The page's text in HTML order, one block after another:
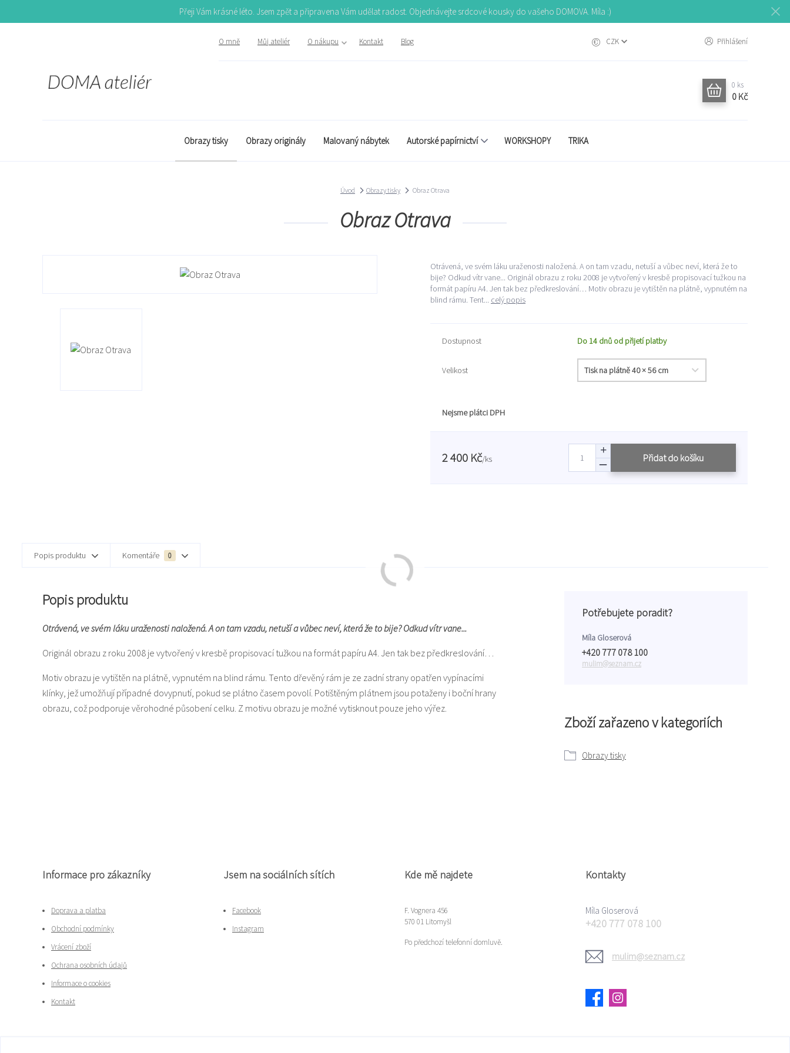
Přeji Vám krásné léto. Jsem zpět a připravena Vám udělat radost. Objednávejte srdcové kousky do vašeho DOMOVA. Míla :)
O mně Můj ateliér O nákupu Kontakt Blog CZK Přihlášení
0 ks
0 Kč
Obrazy tisky Obrazy originály Malovaný nábytek Autorské papírnictví WORKSHOPY TRIKA
Úvod Obrazy tisky Obraz Otrava
Obraz Otrava
Otrávená, ve svém láku uraženosti naložená. A on tam vzadu, netuší a vůbec neví, která že to
bije? Odkud vítr vane... Originál obrazu z roku 2008 je vytvořený v kresbě propisovací tužkou na
formát papíru A4. Jen tak bez předkreslování… Motiv obrazu je vytištěn na plátně, vypnutém na
blind rámu. Tent... celý popis
Dostupnost Do 14 dnů od přijetí platby
Velikost
Nejsme plátci DPH
2 400 Kč/ks Přidat do košíku
Popis produktu Komentáře 0
Popis produktu
Otrávená, ve svém láku uraženosti naložená. A on tam vzadu, netuší a vůbec neví, která že to bije? Odkud vítr vane...
Originál obrazu z roku 2008 je vytvořený v kresbě propisovací tužkou na formát papíru A4. Jen tak bez předkreslování…
Motiv obrazu je vytištěn na plátně, vypnutém na blind rámu. Tento dřevěný rám je ze zadní strany opatřen vypínacími
klínky, jež umožňují případné dovypnutí, pokud se plátno časem povolí. Potištěným plátnem jsou potaženy i boční hrany
obrazu, což podporuje věrohodné působení celku. Z motivu obrazu je možné vytisknout pouze jeho výřez.
Zboží zařazeno v kategoriích
Obrazy tisky
Potřebujete poradit?
Míla Gloserová
+420 777 078 100
mulim@seznam.cz
Informace pro zákazníky
Doprava a platba
Obchodní podmínky
Vrácení zboží
Ochrana osobních údajů
Informace o cookies
Kontakt
Jsem na sociálních sítích
Facebook
Instagram
Kde mě najdete
F. Vognera 456
570 01 Litomyšl
Po předchozí telefonní domluvě.
Kontakty
Míla Gloserová
+420 777 078 100
mulim@seznam.cz